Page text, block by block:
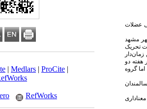
| Medlars | ProCite |
RefWorks
عضلات
بود. جامعهٔ آماری تحقیق را زنان سالمند در دامنهٔ سنی ۶۵تا۷۰سالهٔ شهر مشهد
تحریک
زمان‌دار
هفته دو
گروه
تأثیر معناداری